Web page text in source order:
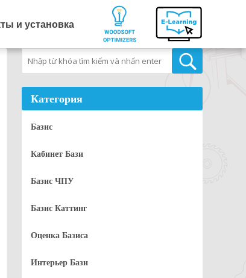
и установка
Категория
Базис
Кабинет Бази
Базис ЧПУ
Базис Каттинг
Оценка Базиса
Интерьер Бази